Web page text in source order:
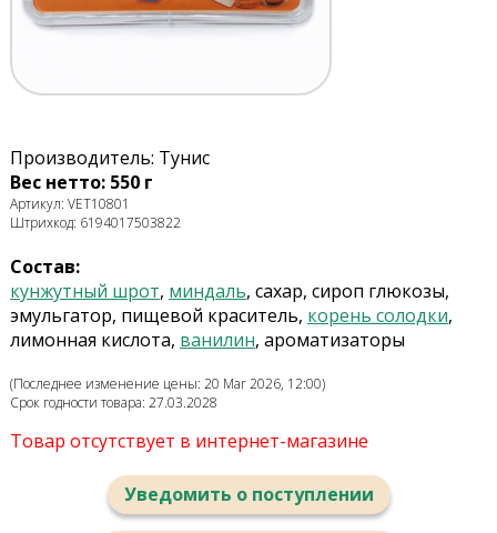
Производитель: Тунис
Вес нетто: 550 г
Артикул: VET10801
Штрихкод: 6194017503822
Состав:
кунжутный шрот, миндаль, сахар, сироп глюкозы,
эмульгатор, пищевой краситель, корень солодки,
лимонная кислота, ванилин, ароматизаторы
(Последнее изменение цены: 20 Mar 2026, 12:00)
Срок годности товара: 27.03.2028
Товар отсутствует в интернет-магазине
Уведомить о поступлении